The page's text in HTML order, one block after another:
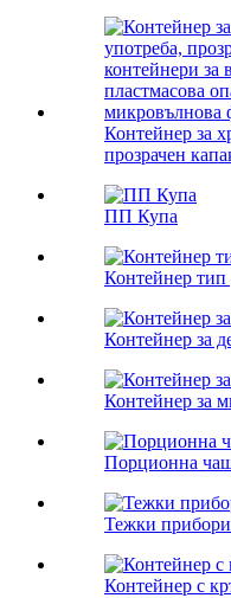
Контейнер за
прозрачен
ПП Купа
Контейнер тип
Контейнер за
Контейнер за
Порционна
Тежки прибори
Контейнер с